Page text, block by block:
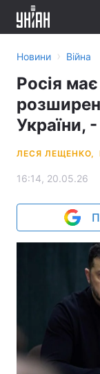
Новини › Війна
Росія має
України,
ЛЕСЯ ЛЕЩЕНКО,
16:14, 20.05.26